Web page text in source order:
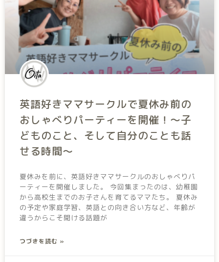
英語好きママサークルで夏休み前の
おしゃべりパーティーを開催！～子
どものこと、そして自分のことも話
せる時間～
夏休みを前に、英語好きママサークルのおしゃべりパ
ーティーを開催しました。 今回集まったのは、幼稚園
から高校生までのお子さんを育てるママたち。 夏休み
の予定や家庭学習、英語との向き合い方など、年齢が
違うからこそ聞ける話題が
つづきを読む »